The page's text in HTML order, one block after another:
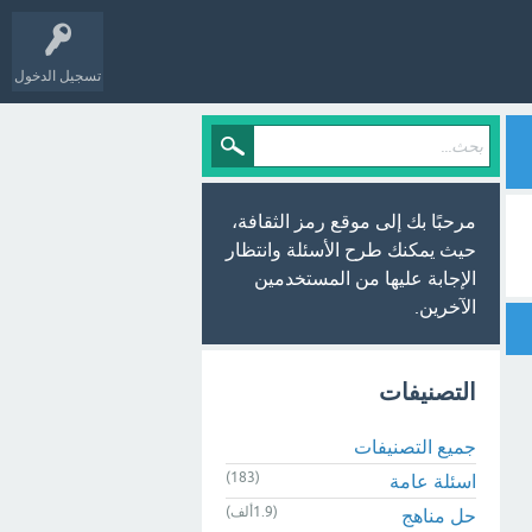
تسجيل الدخول
مرحبًا بك إلى موقع رمز الثقافة،
حيث يمكنك طرح الأسئلة وانتظار
الإجابة عليها من المستخدمين
الآخرين.
التصنيفات
جميع التصنيفات
اسئلة عامة
(183)
حل مناهج (1.9ألف)